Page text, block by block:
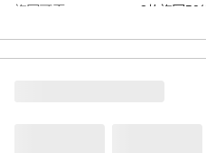
複写可否
3枚複写50